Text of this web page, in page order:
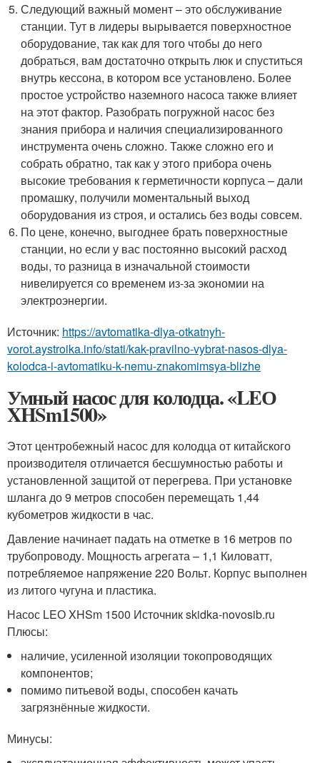
Следующий важный момент – это обслуживание
станции. Тут в лидеры вырывается поверхностное
оборудование, так как для того чтобы до него
добраться, вам достаточно открыть люк и спуститься
внутрь кессона, в котором все установлено. Более
простое устройство наземного насоса также влияет
на этот фактор. Разобрать погружной насос без
знания прибора и наличия специализированного
инструмента очень сложно. Также сложно его и
собрать обратно, так как у этого прибора очень
высокие требования к герметичности корпуса – дали
промашку, получили моментальный выход
оборудования из строя, и остались без воды совсем.
По цене, конечно, выгоднее брать поверхностные
станции, но если у вас постоянно высокий расход
воды, то разница в изначальной стоимости
нивелируется со временем из-за экономии на
электроэнергии.
Источник: https://avtomatika-dlya-otkatnyh-
vorot.aystroika.info/stati/kak-pravilno-vybrat-nasos-dlya-
kolodca-i-avtomatiku-k-nemu-znakomimsya-blizhe
Умный насос для колодца. «LEО
XHSm1500»
Этот центробежный насос для колодца от китайского
производителя отличается бесшумностью работы и
установленной защитой от перегрева. При установке
шланга до 9 метров способен перемещать 1,44
кубометров жидкости в час.
Давление начинает падать на отметке в 16 метров по
трубопроводу. Мощность агрегата – 1,1 Киловатт,
потребляемое напряжение 220 Вольт. Корпус выполнен
из литого чугуна и пластика.
Насос LEО XHSm 1500 Источник skidka-novosib.ru
Плюсы:
наличие, усиленной изоляции токопроводящих
компонентов;
помимо питьевой воды, способен качать
загрязнённые жидкости.
Минусы: